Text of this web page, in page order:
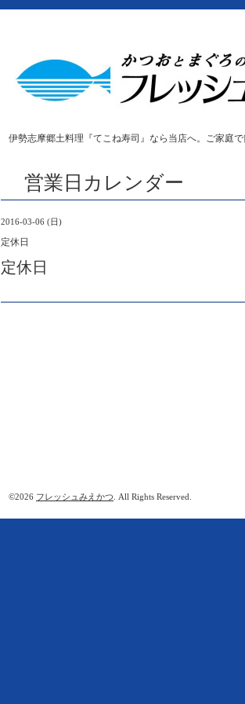
伊勢志摩郷土料理『てこね寿司』なら当店へ。ご家庭
営業日カレンダー
2016-03-06 (日)
定休日
定休日
©2026 フレッシュみえかつ . All Rights Reserved.